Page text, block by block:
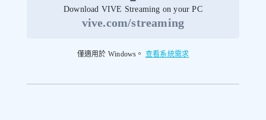
Download VIVE Streaming on your PC
vive.com/streaming
僅適用於 Windows。 查看系統需求